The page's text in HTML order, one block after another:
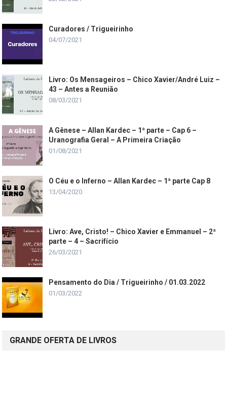
Curadores / Trigueirinho
04/07/2021
Livro: Os Mensageiros – Chico Xavier/André Luiz –
43 – Antes a Reunião
08/03/2021
A Gênese – Allan Kardec – 1ª parte – Cap 6 –
Uranografia Geral – A Primeira Criação
01/08/2021
O Céu e o Inferno – Allan Kardec – 1ª parte Cap 8
13/04/2020
Livro: Ave, Cristo! – Chico Xavier e Emmanuel – 2ª
parte – 4 – Sacrifício
26/03/2021
Pensamento do Dia / Trigueirinho / 01.03.2022
01/03/2022
GRANDE OFERTA DE LIVROS